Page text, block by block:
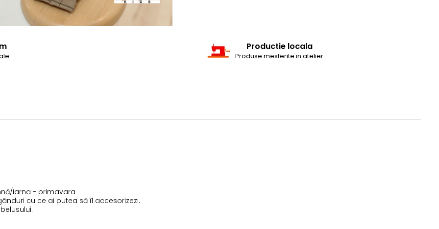
Productie locala
Produse mesterite in atelier
iarna - primavara
cu ce ai putea să îl accesorizezi.